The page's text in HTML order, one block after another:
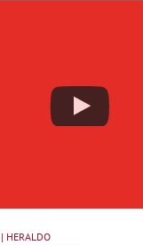
HERALDO